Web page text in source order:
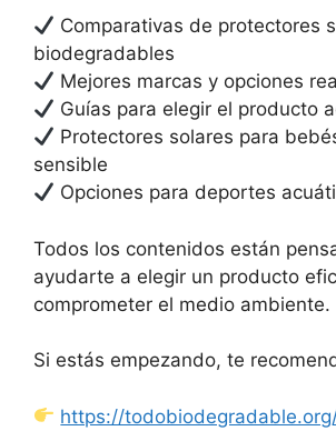
Comparativas de protectores
biodegradables
Mejores marcas y opciones
Guías para elegir el producto
Protectores solares para
sensible
Opciones para deportes
Todos los contenidos están
ayudarte a elegir un producto
comprometer el medio ambiente.
Si estás empezando, te
https://